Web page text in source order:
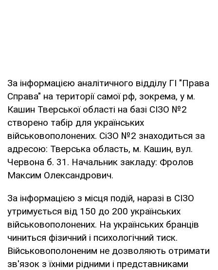
За інформацією аналітичного відділу ГІ "Права
Справа" на території самої рф, зокрема, у м.
Кашин Тверської області на базі СІЗО №2
створено табір для українських
військовополонених. СіЗО №2 знаходиться за
адресою: Тверська область, м. Кашин, вул.
Червона б. 31. Начальник закладу: Фролов
Максим Олександрович.
За інформацією з місця подій, наразі в СІЗО
утримується від 150 до 200 українських
військовополонених. На українських бранців
чиниться фізичний і психологічний тиск.
Військовополоненим не дозволяють отримати
зв'язок з їхніми рідними і представниками